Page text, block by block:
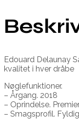
Edouard Delaunay
kvalitet i hver dråbe
Nøglefunktioner.
– Årgang. 2018
– Oprindelse.
– Smagsprofil.